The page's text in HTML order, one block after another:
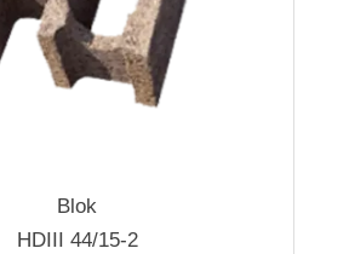
Blok
HDIII 44/15-2